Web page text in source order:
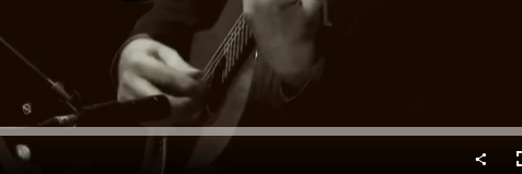
Predvajaj